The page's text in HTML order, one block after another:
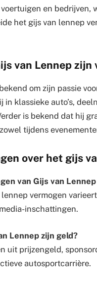
en
het gijs van lennep
van Lennep zijn
om zijn passie
in klassieke auto’s,
is bekend dat hij
tijdens
over het gijs
van Gijs van
vermogen
inschattingen.
Lennep zijn geld?
uit prijzengeld,
autosportcarrière.